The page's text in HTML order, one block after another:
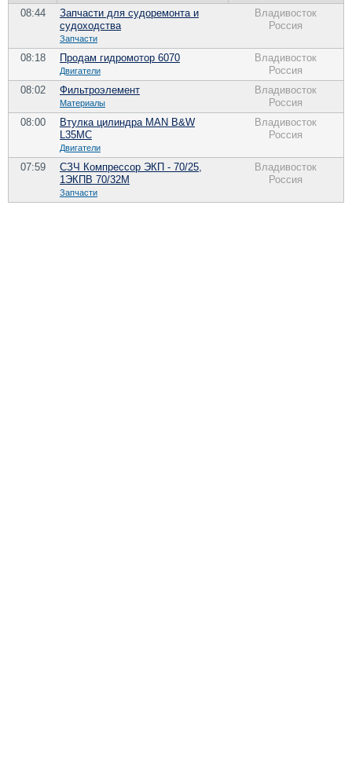
08:44
Запчасти для судоремонта и
судоходства
Запчасти
Владивосток
Россия
08:18 Продам гидромотор 6070
Двигатели
Владивосток
Россия
08:02
Фильтроэлемент
Материалы
Владивосток
Россия
08:00
Втулка цилиндра MAN B&W
L35MC
Двигатели
Владивосток
Россия
07:59
СЗЧ Компрессор ЭКП - 70/25,
1ЭКПВ 70/32М
Запчасти
Владивосток
Россия